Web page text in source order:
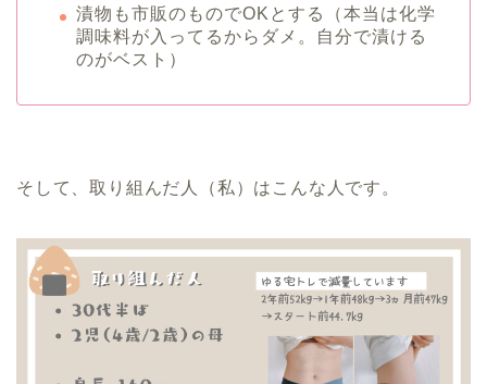
漬物も市販のものでOKとする（本当は化学
調味料が入ってるからダメ。自分で漬ける
のがベスト）
そして、取り組んだ人（私）はこんな人です。